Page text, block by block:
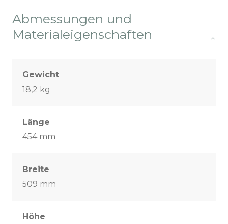
Abmessungen und
Materialeigenschaften
Gewicht
18,2 kg
Länge
454 mm
Breite
509 mm
Höhe